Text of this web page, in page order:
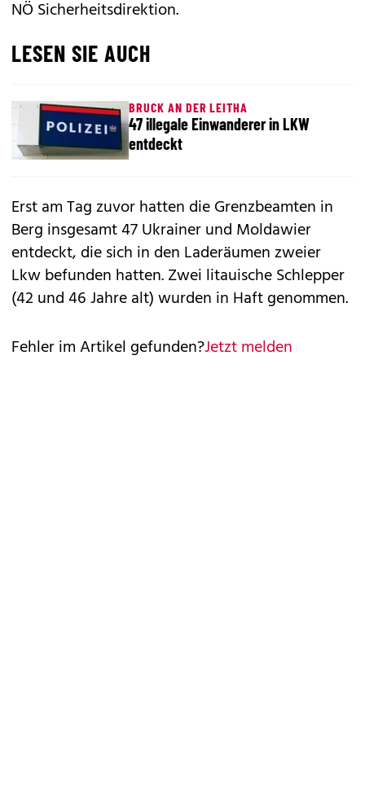
NÖ Sicherheitsdirektion.
LESEN SIE AUCH
BRUCK AN DER LEITHA
47 illegale Einwanderer in LKW
entdeckt
Erst am Tag zuvor hatten die Grenzbeamten in
Berg insgesamt 47 Ukrainer und Moldawier
entdeckt, die sich in den Laderäumen zweier
Lkw befunden hatten. Zwei litauische Schlepper
(42 und 46 Jahre alt) wurden in Haft genommen.
Fehler im Artikel gefunden?Jetzt melden